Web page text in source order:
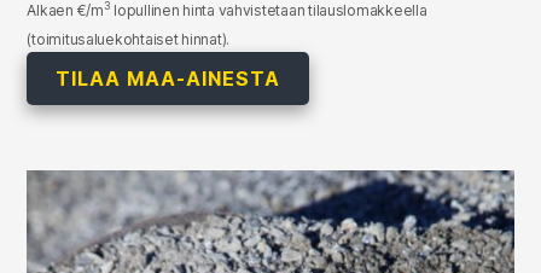
Alkaen €/m3 lopullinen hinta vahvistetaan tilauslomakkeella
(toimitusaluekohtaiset hinnat).
TILAA MAA-AINESTA